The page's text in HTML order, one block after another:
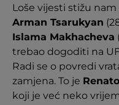
Loše vijesti stižu nam
Arman Tsarukyan
Islama Makhacheva
trebao dogoditi na
Radi se o povredi
zamjena. To je
koji je već neko